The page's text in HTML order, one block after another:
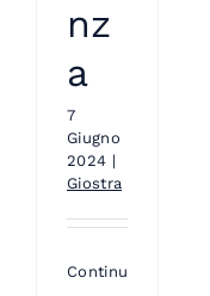
nz
a
7
Giugno
2024 |
Giostra
Continua